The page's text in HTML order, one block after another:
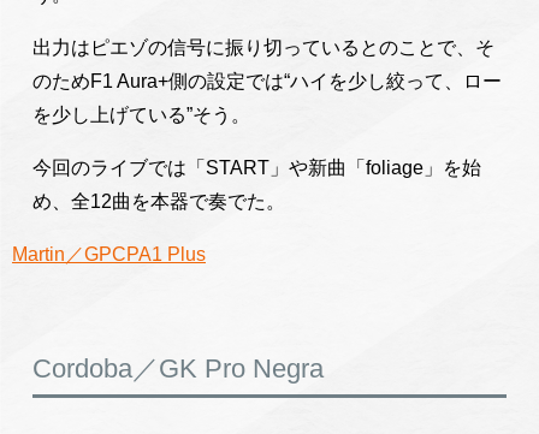
出力はピエゾの信号に振り切っているとのことで、そ
のためF1 Aura+側の設定では“ハイを少し絞って、ロー
を少し上げている”そう。
今回のライブでは「START」や新曲「foliage」を始
め、全12曲を本器で奏でた。
Martin／GPCPA1 Plus
Cordoba／GK Pro Negra